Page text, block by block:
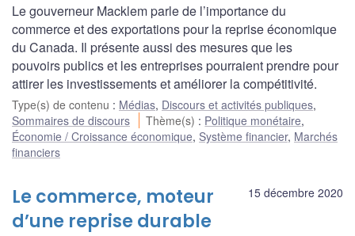
Le gouverneur Macklem parle de l’importance du
commerce et des exportations pour la reprise économique
du Canada. Il présente aussi des mesures que les
pouvoirs publics et les entreprises pourraient prendre pour
attirer les investissements et améliorer la compétitivité.
Type(s) de contenu : Médias, Discours et activités publiques,
Sommaires de discours
Thème(s) : Politique monétaire,
Économie / Croissance économique, Système financier, Marchés
financiers
15 décembre 2020
Le commerce, moteur
d’une reprise durable